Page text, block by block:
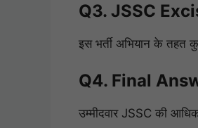
Q3. JSSC
इस भर्ती अभियान के तहत
Q4. Final
उम्मीदवार JSSC की